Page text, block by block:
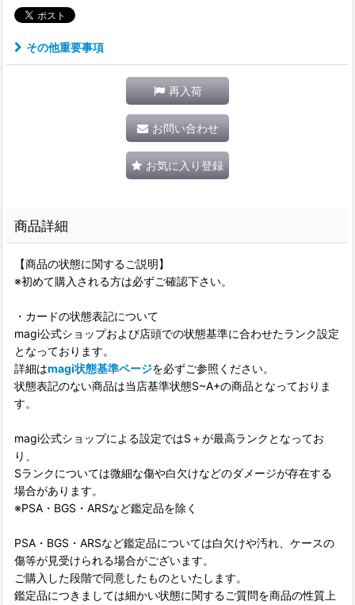
その他重要事項
再入荷
お問い合わせ
お気に入り登録
商品詳細
【商品の状態に関するご説明】
※初めて購入される方は必ずご確認下さい。
・カードの状態表記について
magi公式ショップおよび店頭での状態基準に合わせたランク設定
となっております。
詳細はmagi状態基準ページを必ずご参照ください。
状態表記のない商品は当店基準状態S~A+の商品となっておりま
す。
magi公式ショップによる設定ではS＋が最高ランクとなってお
り、
Sランクについては微細な傷や白欠けなどのダメージが存在する
場合があります。
※PSA・BGS・ARSなど鑑定品を除く
PSA・BGS・ARSなど鑑定品については白欠けや汚れ、ケースの
傷等が見受けられる場合がございます。
ご購入した段階で同意したものといたします。
鑑定品につきましては細かい状態に関するご質問を商品の性質上